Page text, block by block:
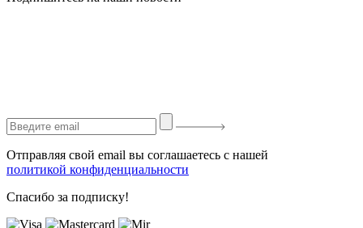
Отправляя свой email вы соглашаетесь с нашей
политикой конфиденциальности
Спасибо за подписку!